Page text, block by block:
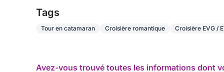
Tags
Tour en catamaran Croisière romantique Croisière EVG /
Avez-vous trouvé toutes les informations dont